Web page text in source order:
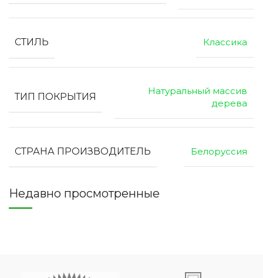
СТИЛЬ Классика
ТИП ПОКРЫТИЯ
Натуральный массив
дерева
СТРАНА ПРОИЗВОДИТЕЛЬ Белоруссия
Недавно просмотренные